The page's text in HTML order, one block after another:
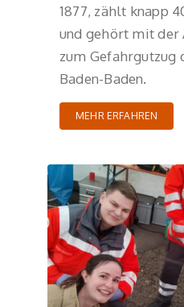
1877, zählt knapp
und gehört mit der
zum Gefahrgutzug
Baden-Baden.
MEHR ERFAHREN